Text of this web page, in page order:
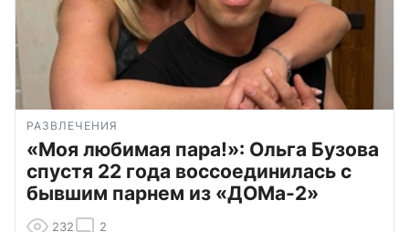
РАЗВЛЕЧЕНИЯ
«Моя любимая пара!»: Ольга Бузова
спустя 22 года воссоединилась с
бывшим парнем из «ДОМа-2»
232 2